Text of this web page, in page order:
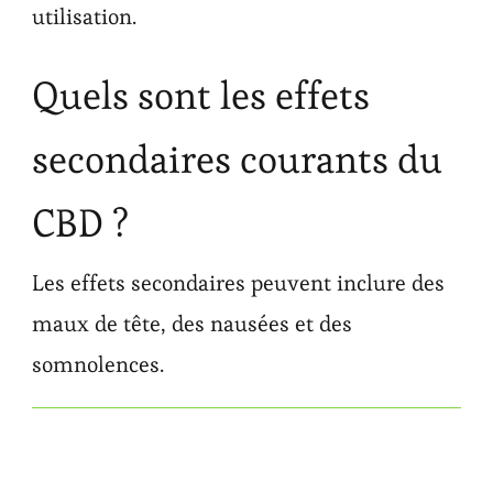
utilisation.
Quels sont les effets
secondaires courants du
CBD ?
Les effets secondaires peuvent inclure des
maux de tête, des nausées et des
somnolences.